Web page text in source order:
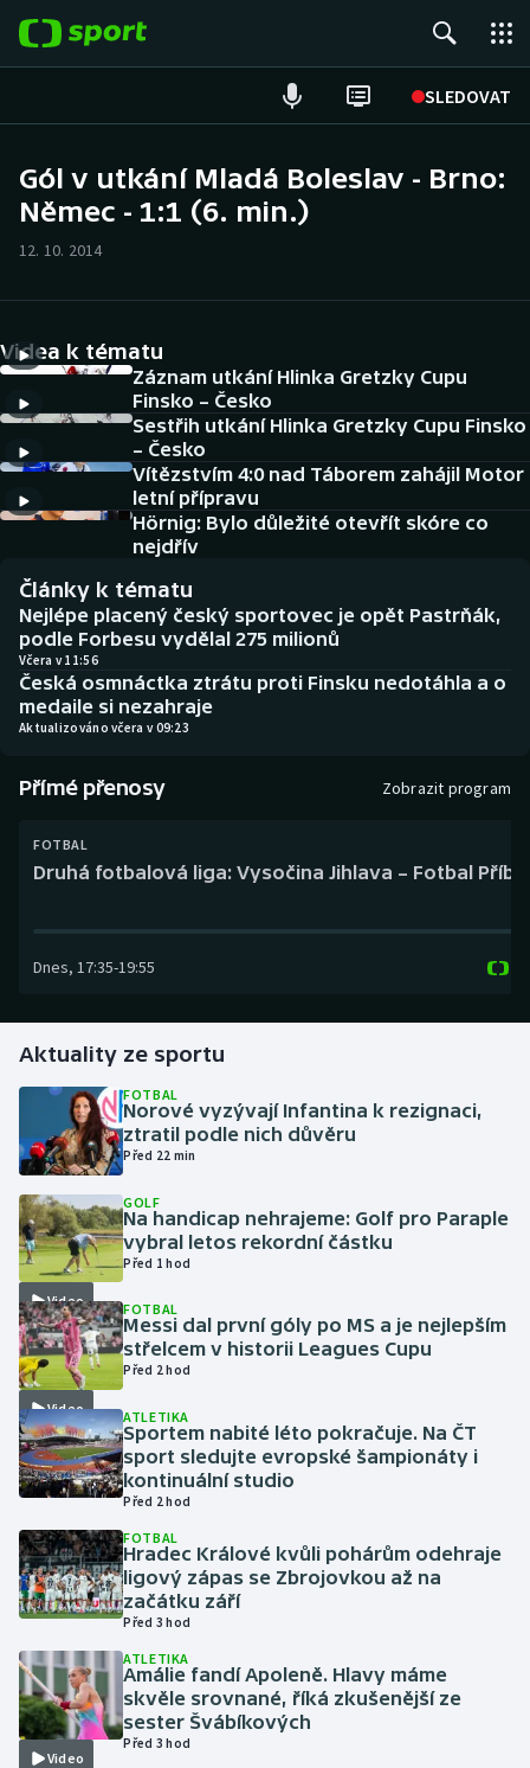
SLEDOVAT
Hokej
Cyklistika
DALŠÍ SPORTY
Americký fotbal
Baseball a softbal
Basketbal
Biatlon
Boby a skeleton
Box
Golf
Gymnastika
Házená
Jezdectví
Judo
Krasobruslení
Lezení
Lyže a snowboard
Motorsport
Olympijské hry
Parasport
Plavání
NEPŘEHLÉDNĚTE
Historické návraty
Aplikace ČT sport
AZ kvíz
Gól v utkání Mladá Boleslav - Brno:
Němec - 1:1 (6. min.)
12. 10. 2014
Videa k tématu
Záznam utkání Hlinka Gretzky Cupu
Finsko – Česko
Sestřih utkání Hlinka Gretzky Cupu Finsko
– Česko
Vítězstvím 4:0 nad Táborem zahájil Motor
letní přípravu
Hörnig: Bylo důležité otevřít skóre co
nejdřív
Články k tématu
Nejlépe placený český sportovec je opět Pastrňák,
podle Forbesu vydělal 275 milionů
Včera v 11:56
Česká osmnáctka ztrátu proti Finsku nedotáhla a o
medaile si nezahraje
Aktualizováno včera v 09:23
Přímé přenosy Zobrazit program
FOTBAL
Druhá fotbalová liga: Vysočina Jihlava – Fotbal
Dnes, 17:35-19:55
Aktuality ze sportu
FOTBAL
Norové vyzývají Infantina k rezignaci,
ztratil podle nich důvěru
Před 22 min
Video
GOLF
Na handicap nehrajeme: Golf pro Paraple
vybral letos rekordní částku
Před 1 hod
Video
FOTBAL
Messi dal první góly po MS a je nejlepším
střelcem v historii Leagues Cupu
Před 2 hod
ATLETIKA
Sportem nabité léto pokračuje. Na ČT
sport sledujte evropské šampionáty i
kontinuální studio
Před 2 hod
FOTBAL
Hradec Králové kvůli pohárům odehraje
ligový zápas se Zbrojovkou až na
začátku září
Před 3 hod
Video
ATLETIKA
Amálie fandí Apoleně. Hlavy máme
skvěle srovnané, říká zkušenější ze
sester Švábíkových
Před 3 hod